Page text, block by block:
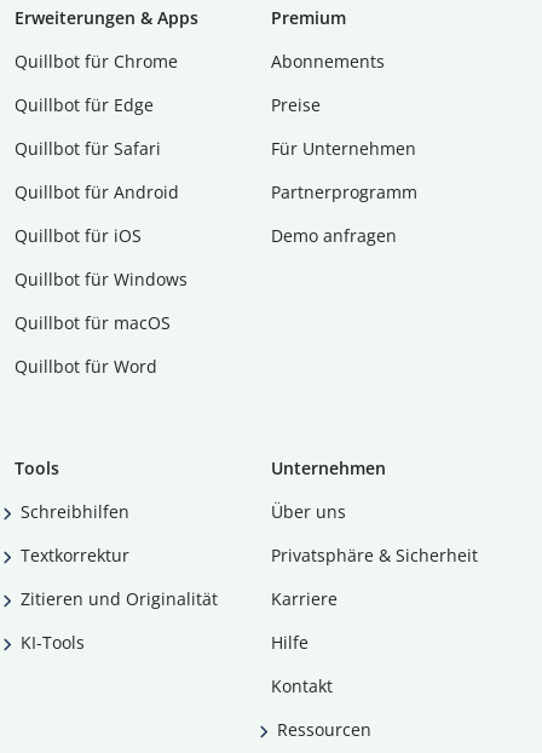
Erweiterungen & Apps
Quillbot für Chrome
Quillbot für Edge
Quillbot für Safari
Quillbot für Android
Quillbot für iOS
Quillbot für Windows
Quillbot für macOS
Quillbot für Word
Premium
Abon­ne­ments
Preise
Für Unternehmen
Partnerprogramm
Demo anfragen
Tools
Schreibhilfen
Textkorrektur
Zitieren und Originalität
KI-Tools
Unternehmen
Über uns
Privatsphäre & Sicherheit
Karriere
Hilfe
Kontakt
Ressourcen